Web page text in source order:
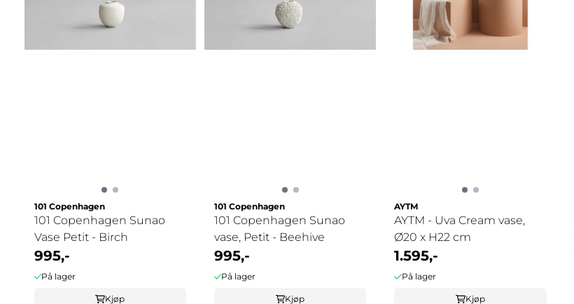
101 Copenhagen
101 Copenhagen Sunao
Vase Petit - Birch
995,-
På lager
Kjøp
101 Copenhagen
101 Copenhagen Sunao
vase, Petit - Beehive
995,-
På lager
Kjøp
AYTM
AYTM - Uva Cream vase,
Ø20 x H22 cm
1.595,-
På lager
Kjøp